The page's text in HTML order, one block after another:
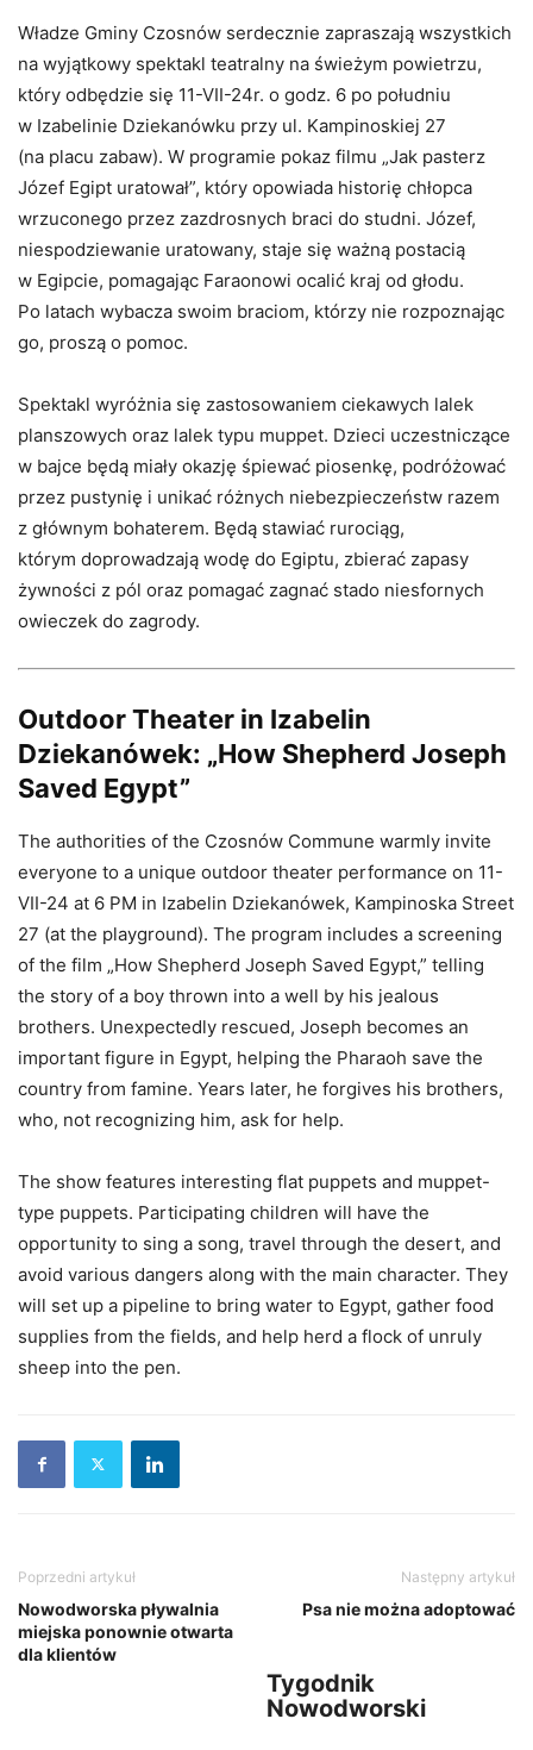
Władze Gminy Czosnów serdecznie zapraszają wszystkich
na wyjątkowy spektakl teatralny na świeżym powietrzu,
który odbędzie się 11-VII-24r. o godz. 6 po południu
w Izabelinie Dziekanówku przy ul. Kampinoskiej 27
(na placu zabaw). W programie pokaz filmu „Jak pasterz
Józef Egipt uratował”, który opowiada historię chłopca
wrzuconego przez zazdrosnych braci do studni. Józef,
niespodziewanie uratowany, staje się ważną postacią
w Egipcie, pomagając Faraonowi ocalić kraj od głodu.
Po latach wybacza swoim braciom, którzy nie rozpoznając
go, proszą o pomoc.
Spektakl wyróżnia się zastosowaniem ciekawych lalek
planszowych oraz lalek typu muppet. Dzieci uczestniczące
w bajce będą miały okazję śpiewać piosenkę, podróżować
przez pustynię i unikać różnych niebezpieczeństw razem
z głównym bohaterem. Będą stawiać rurociąg,
którym doprowadzają wodę do Egiptu, zbierać zapasy
żywności z pól oraz pomagać zagnać stado niesfornych
owieczek do zagrody.
Outdoor Theater in Izabelin
Dziekanówek: „How Shepherd Joseph
Saved Egypt”
The authorities of the Czosnów Commune warmly invite
everyone to a unique outdoor theater performance on 11-
VII-24 at 6 PM in Izabelin Dziekanówek, Kampinoska Street
27 (at the playground). The program includes a screening
of the film „How Shepherd Joseph Saved Egypt,” telling
the story of a boy thrown into a well by his jealous
brothers. Unexpectedly rescued, Joseph becomes an
important figure in Egypt, helping the Pharaoh save the
country from famine. Years later, he forgives his brothers,
who, not recognizing him, ask for help.
The show features interesting flat puppets and muppet-
type puppets. Participating children will have the
opportunity to sing a song, travel through the desert, and
avoid various dangers along with the main character. They
will set up a pipeline to bring water to Egypt, gather food
supplies from the fields, and help herd a flock of unruly
sheep into the pen.
Poprzedni artykuł
Nowodworska pływalnia
miejska ponownie otwarta
dla klientów
Następny artykuł
Psa nie można adoptować
Tygodnik
Nowodworski